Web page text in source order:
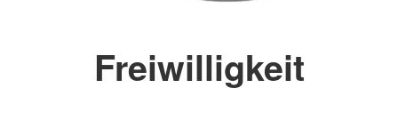
Freiwilligkeit